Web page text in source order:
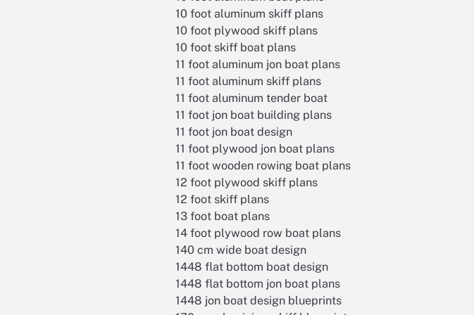
10 foot aluminum skiff plans
10 foot plywood skiff plans
10 foot skiff boat plans
11 foot aluminum jon boat plans
11 foot aluminum skiff plans
11 foot aluminum tender boat
11 foot jon boat building plans
11 foot jon boat design
11 foot plywood jon boat plans
11 foot wooden rowing boat plans
12 foot plywood skiff plans
12 foot skiff plans
13 foot boat plans
14 foot plywood row boat plans
140 cm wide boat design
1448 flat bottom boat design
1448 flat bottom jon boat plans
1448 jon boat design blueprints